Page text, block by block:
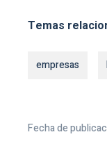
Temas
empresas
Fecha de